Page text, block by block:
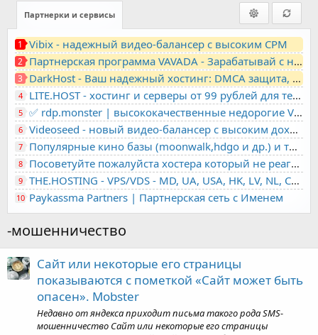
Партнерки и сервисы
1 Vibix - надежный видео-балансер с высоким CPM
2 Партнерская программа VAVADA - Зарабатывай с нами!
3 DarkHost - Ваш надежный хостинг: DMCA защита, лояльность, анонимность
4 LITE.HOST - хостинг и серверы от 99 рублей для тех, кто любит не переплачивать. Доступ по SSH, поддержка PHP, GIT, COMPOSER, сертификаты Let's Encrypt
5 ✅ rdp.monster | высококачественные недорогие VPS, RDP - выделенные серверы
6 Videoseed - новый видео-балансер с высоким доходом
7 Популярные кино базы (moonwalk,hdgo и др.) и торренты в одном плеере для вашего сайта
8 Посоветуйте пожалуйста хостера который не реагирует на ркн
9 THE.HOSTING - VPS/VDS - MD, UA, USA, HK, LV, NL, CA, DE, SK, CZE, GB, IL, TR, PL, BG, RO, IT, FL, HU, PT.
10 Paykassma Partners | Партнерская сеть с Именем
-мошенничество
Сайт или некоторые его страницы
показываются с пометкой «Сайт может быть
опасен». Mobster
Недавно от яндекса приходит письма такого рода SMS-
мошенничество Сайт или некоторые его страницы